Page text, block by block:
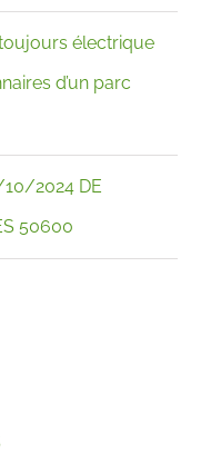
électrique
d’un parc
10/2024 DE
50600